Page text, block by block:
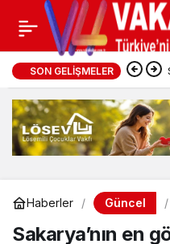
SON GELIŞMELER
Haberler Güncel
Sakarya’nın en